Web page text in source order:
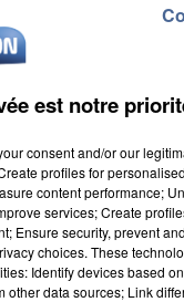
est notre
consent and/or our
profiles for
content performance;
services; Create
Ensure security, prevent
choices. These
Identify devices based
data sources; Link